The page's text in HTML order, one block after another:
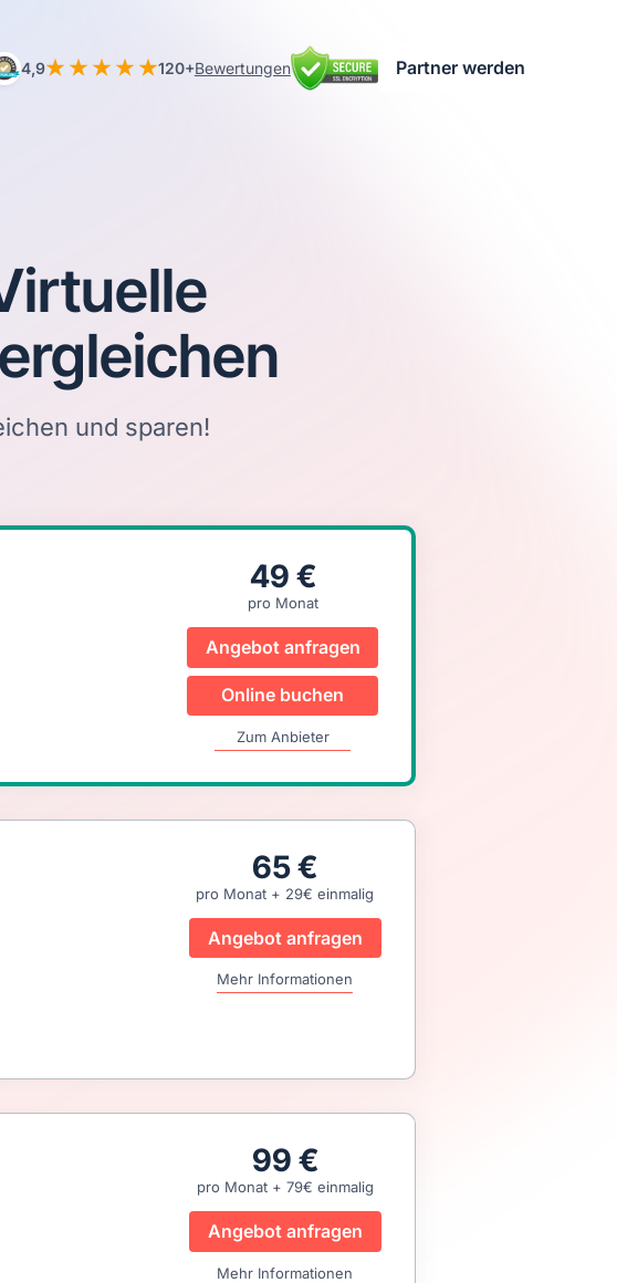
4,9 120+Bewertungen Partner werden
und sparen!
49 €
pro Monat
Angebot anfragen
Online buchen
Zum Anbieter
65 €
pro Monat + 29€ einmalig
Angebot anfragen
Mehr Informationen
99 €
pro Monat + 79€ einmalig
Angebot anfragen
Mehr Informationen